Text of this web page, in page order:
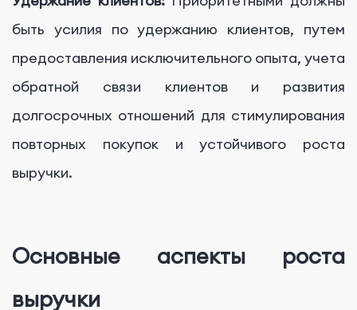
быть усилия по удержанию клиентов, путем
предоставления исключительного опыта, учета
обратной связи клиентов и развития
долгосрочных отношений для стимулирования
повторных покупок и устойчивого роста
выручки.
Основные аспекты роста
выручки